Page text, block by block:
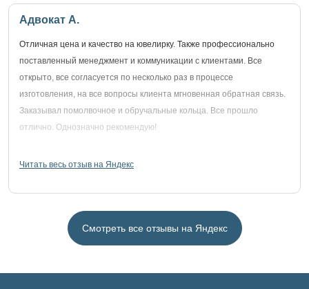
Адвокат А.
Отличная цена и качество на ювелирку. Также профессионально
поставленный менеджмент и коммуникации с клиентами. Все
открыто, все согласуется по несколько раз в процессе
изготовления, на все вопросы клиента мгновенная обратная связь.
Заказывал помолвочное и обручальные кольца. Все прошло
отлично. Однозначно рекомендую!
Читать весь отзыв на Яндекс
Смотреть все отзывы на Яндекс